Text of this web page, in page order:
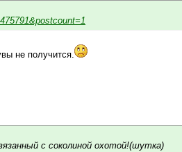
не получится.
с соколиной охотой!(шутка)